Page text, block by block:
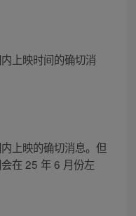
上映时间的确切消
上映的确切消息。但
在 25 年 6 月份左